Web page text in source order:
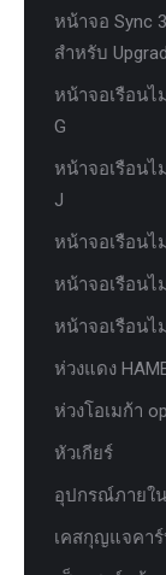
หน้าจอ Sync
สำหรับ
หน้าจอเรือนไม
G
หน้าจอเรือนไม
J
หน้าจอเรือนไ
หน้าจอเรือนไ
หน้าจอเรือนไ
ห่วงแดง
ห่วงโอเมก้า
หัวเกียร์
อุปกรณ์ภายใน
เคสกุญแจคา